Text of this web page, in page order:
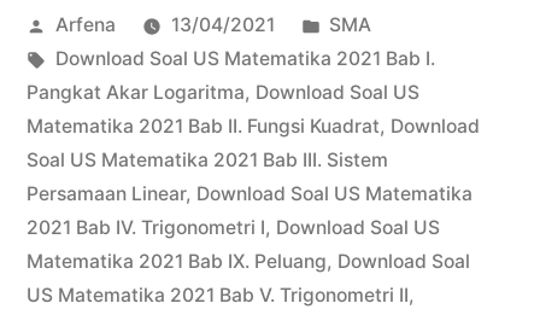
SMA
Materi
Peluang
2021”
Posted
by
Arfena 13/04/2021
Posted
in
SMA
Tags:
Download Soal US Matematika 2021 Bab I.
Pangkat Akar Logaritma, Download Soal US
Matematika 2021 Bab II. Fungsi Kuadrat, Download
Soal US Matematika 2021 Bab III. Sistem
Persamaan Linear, Download Soal US Matematika
2021 Bab IV. Trigonometri I, Download Soal US
Matematika 2021 Bab IX. Peluang, Download Soal
US Matematika 2021 Bab V. Trigonometri II,